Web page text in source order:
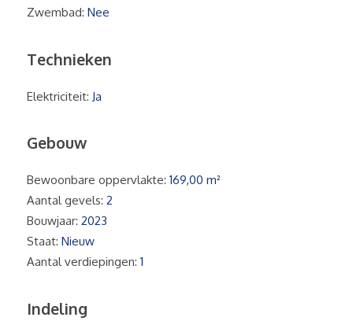
Zwembad: Nee
Technieken
Elektriciteit: Ja
Gebouw
Bewoonbare oppervlakte: 169,00 m²
Aantal gevels: 2
Bouwjaar: 2023
Staat: Nieuw
Aantal verdiepingen: 1
Indeling